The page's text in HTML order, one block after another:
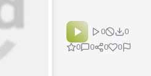
0
0
0
0 0 0